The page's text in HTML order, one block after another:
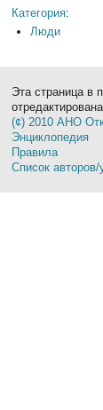
Категория:
Люди
Эта страница в
(¢) 2010 АНО
Энциклопедия
Правила
Список авторов/